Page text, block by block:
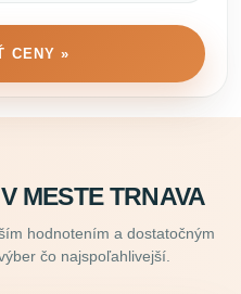
CENY »
MESTE TRNAVA
hodnotením a dostatočným
čo najspoľahlivejší.